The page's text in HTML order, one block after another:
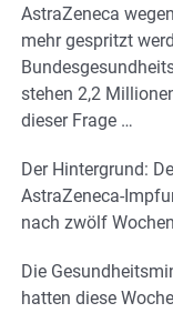
AstraZeneca
mehr gespritzt
stehen 2,2
dieser Frage …
Der Hintergrund:
AstraZeneca-
nach zwölf
Die
hatten diese